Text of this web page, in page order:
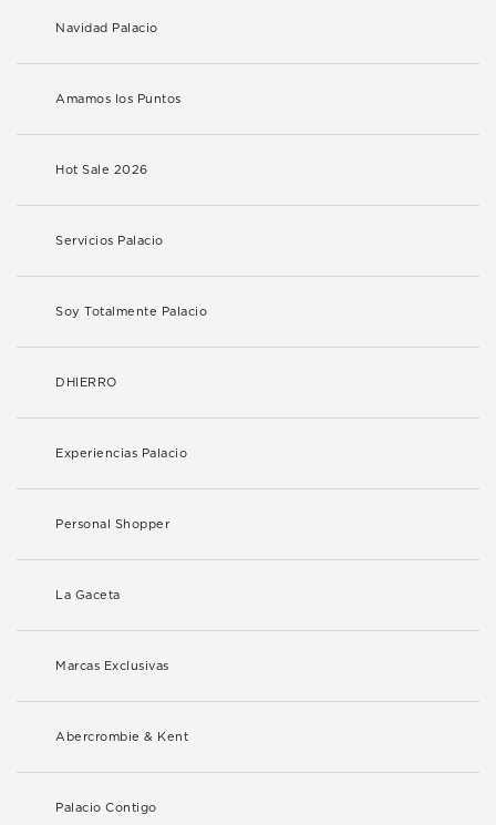
Navidad Palacio
Amamos los Puntos
Hot Sale 2026
Servicios Palacio
Soy Totalmente Palacio
DHIERRO
Experiencias Palacio
Personal Shopper
La Gaceta
Marcas Exclusivas
Abercrombie & Kent
Palacio Contigo